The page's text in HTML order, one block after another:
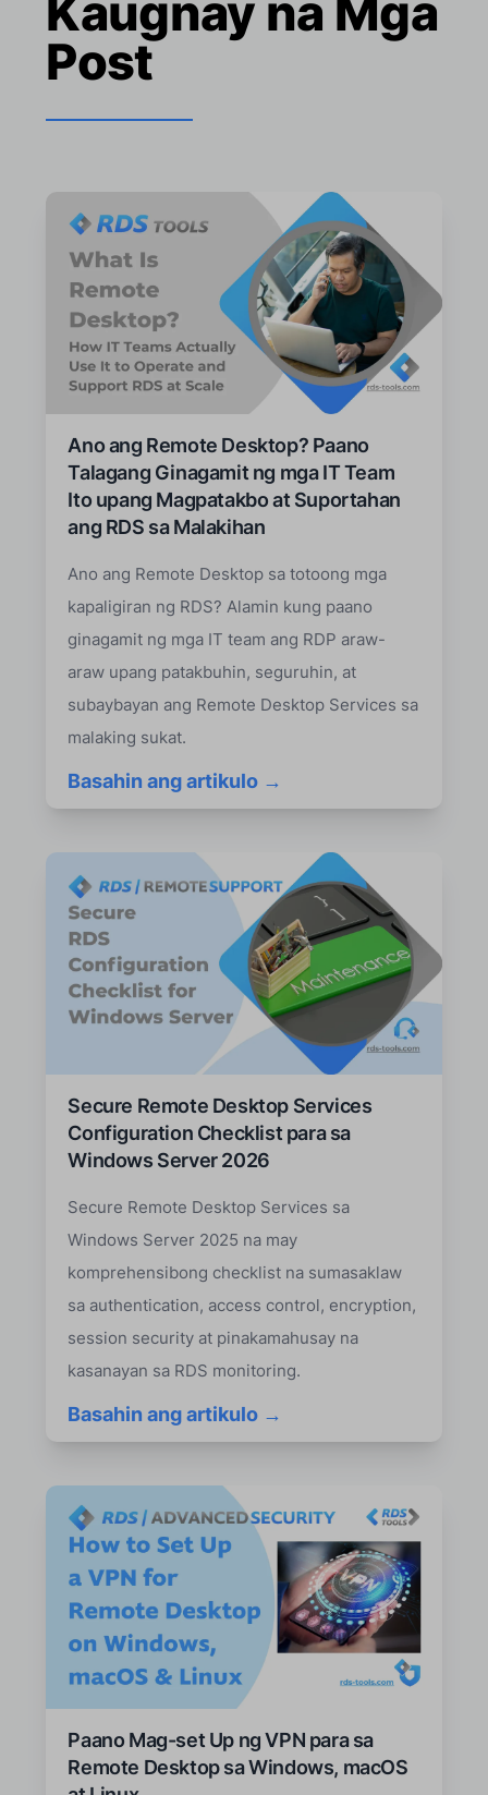
Kaugnay na Mga
Post
Ano ang Remote Desktop? Paano
Talagang Ginagamit ng mga IT Team
Ito upang Magpatakbo at Suportahan
ang RDS sa Malakihan
Ano ang Remote Desktop sa totoong mga
kapaligiran ng RDS? Alamin kung paano
ginagamit ng mga IT team ang RDP araw-
araw upang patakbuhin, seguruhin, at
subaybayan ang Remote Desktop Services sa
malaking sukat.
Basahin ang artikulo →
Secure Remote Desktop Services
Configuration Checklist para sa
Windows Server 2026
Secure Remote Desktop Services sa
Windows Server 2025 na may
komprehensibong checklist na sumasaklaw
sa authentication, access control, encryption,
session security at pinakamahusay na
kasanayan sa RDS monitoring.
Basahin ang artikulo →
Paano Mag-set Up ng VPN para sa
Remote Desktop sa Windows, macOS